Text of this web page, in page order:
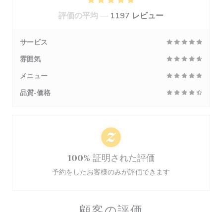
評価の平均 — 1197 レビュー
サービス
雰囲気
メニュー
品質-価格
100% 証明された評価
予約をしたお客様のみが評価できます